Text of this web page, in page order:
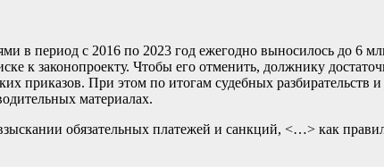
в период с 2016 по 2023 год ежегодно выносилось до 6
к законопроекту. Чтобы его отменить, должнику
приказов. При этом по итогам судебных разбирательств
материалах.
обязательных платежей и санкций, <…> как